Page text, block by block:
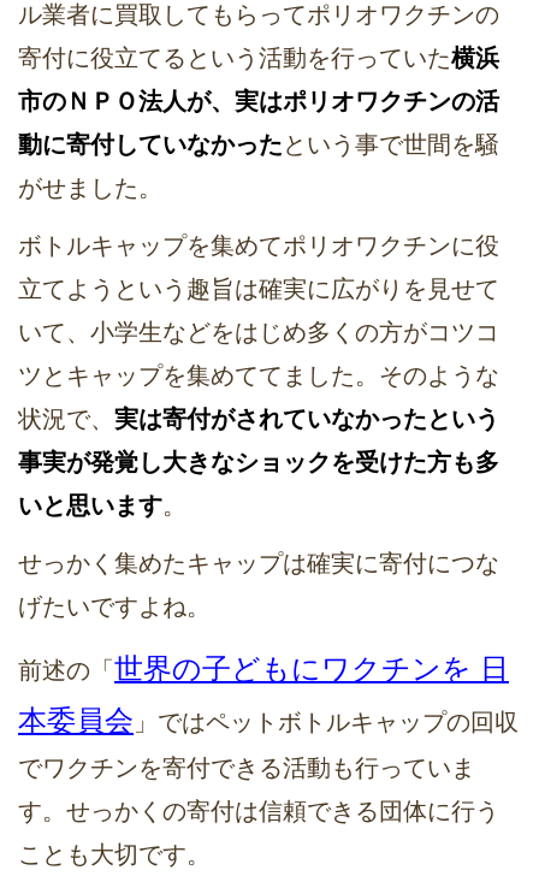
ル業者に買取してもらってポリオワクチンの
寄付に役立てるという活動を行っていた横浜
市のＮＰＯ法人が、実はポリオワクチンの活
動に寄付していなかったという事で世間を騒
がせました。
ボトルキャップを集めてポリオワクチンに役
立てようという趣旨は確実に広がりを見せて
いて、小学生などをはじめ多くの方がコツコ
ツとキャップを集めててました。そのような
状況で、 実は寄付がされていなかったという
事実が発覚し大きなショックを受けた方も多
いと思います。
せっかく集めたキャップは確実に寄付につな
げたいですよね。
前述の「 世界の子どもにワクチンを 日
本委員会 」ではペットボトルキャップの回収
でワクチンを寄付できる活動も行っていま
す。せっかくの寄付は信頼できる団体に行う
ことも大切です。